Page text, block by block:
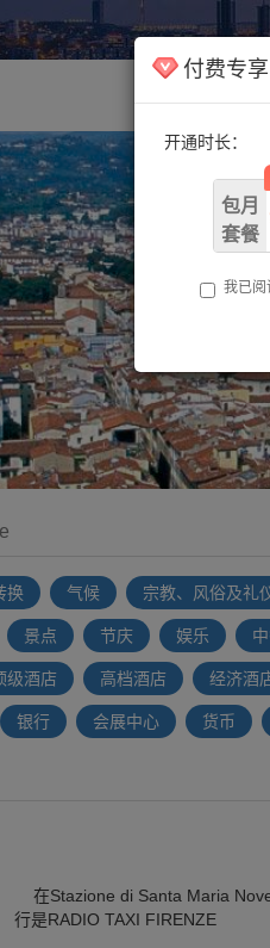
付费专享
开通时长：
包月
套餐
￥
我已阅
换 气候 宗教、风俗及礼
景点 节庆 娱乐
级酒店 高档酒店 经济酒
银行 会展中心 货币
在Stazione di Santa Maria
行是RADIO TAXI FIRENZE